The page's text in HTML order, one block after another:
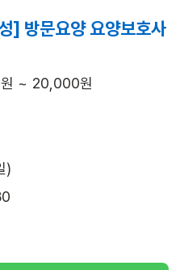
] 방문요양 요양보호사
~ 20,000원
)